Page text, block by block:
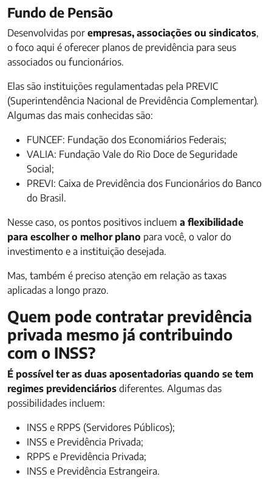
Fundo de Pensão
Desenvolvidas por empresas, associações ou sindicatos,
o foco aqui é oferecer planos de previdência para seus
associados ou funcionários.
Elas são instituições regulamentadas pela PREVIC
(Superintendência Nacional de Previdência Complementar).
Algumas das mais conhecidas são:
FUNCEF: Fundação dos Economiários Federais;
VALIA: Fundação Vale do Rio Doce de Seguridade
Social;
PREVI: Caixa de Previdência dos Funcionários do Banco
do Brasil.
Nesse caso, os pontos positivos incluem a flexibilidade
para escolher o melhor plano para você, o valor do
investimento e a instituição desejada.
Mas, também é preciso atenção em relação as taxas
aplicadas a longo prazo.
Quem pode contratar previdência
privada mesmo já contribuindo
com o INSS?
É possível ter as duas aposentadorias quando se tem
regimes previdenciários diferentes. Algumas das
possibilidades incluem:
INSS e RPPS (Servidores Públicos);
INSS e Previdência Privada;
RPPS e Previdência Privada;
INSS e Previdência Estrangeira.